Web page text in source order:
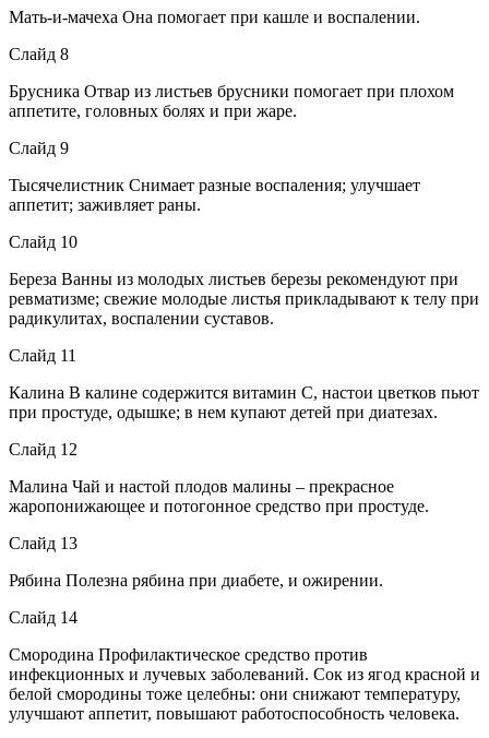
Мать-и-мачеха Она помогает при кашле и воспалении.
Слайд 8
Брусника Отвар из листьев брусники помогает при плохом
аппетите, головных болях и при жаре.
Слайд 9
Тысячелистник Снимает разные воспаления; улучшает
аппетит; заживляет раны.
Слайд 10
Береза Ванны из молодых листьев березы рекомендуют при
ревматизме; свежие молодые листья прикладывают к телу при
радикулитах, воспалении суставов.
Слайд 11
Калина В калине содержится витамин С, настои цветков пьют
при простуде, одышке; в нем купают детей при диатезах.
Слайд 12
Малина Чай и настой плодов малины – прекрасное
жаропонижающее и потогонное средство при простуде.
Слайд 13
Рябина Полезна рябина при диабете, и ожирении.
Слайд 14
Смородина Профилактическое средство против
инфекционных и лучевых заболеваний. Сок из ягод красной и
белой смородины тоже целебны: они снижают температуру,
улучшают аппетит, повышают работоспособность человека.